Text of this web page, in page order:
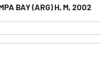
BAY (ARG) H, M, 2002